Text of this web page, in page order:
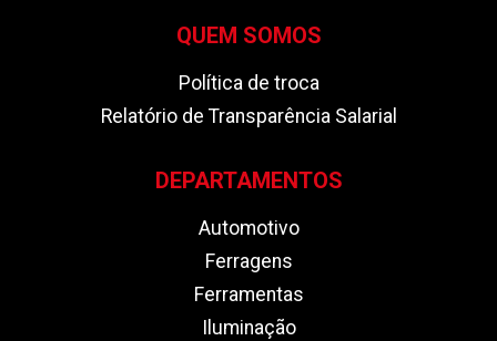
QUEM SOMOS
Política de troca
Relatório de Transparência Salarial
DEPARTAMENTOS
Automotivo
Ferragens
Ferramentas
Iluminação